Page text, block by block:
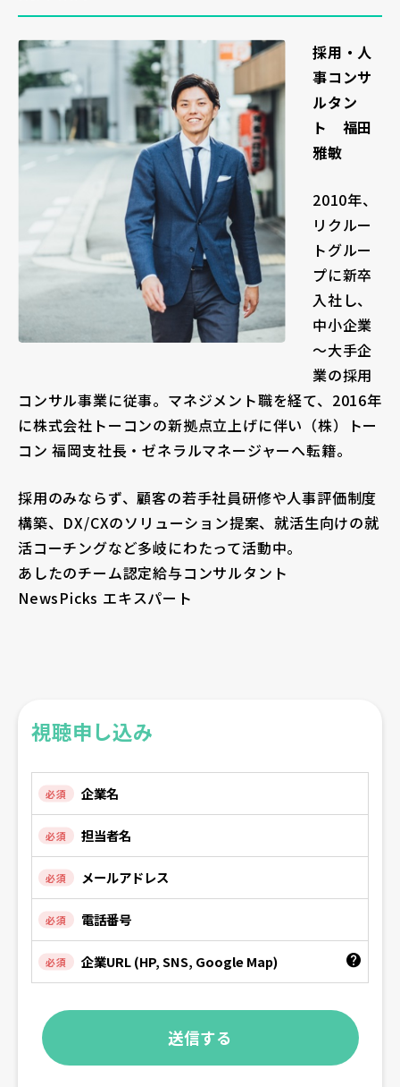
採用・人
事コンサ
ルタン
ト
福田
雅敏
2010年、
リクルー
トグルー
プに新卒
入社し、
中小企業
～大手企
業の採用
コンサル事業に従事。マネジメント職を経て、2016年
に株式会社トーコンの新拠点立上げに伴い（株）トー
コン 福岡支社長・ゼネラルマネージャーへ転籍。
採用のみならず、顧客の若手社員研修や人事評価制度
構築、DX/CXのソリューション提案、就活生向けの就
活コーチングなど多岐にわたって活動中。
あしたのチーム認定給与コンサルタント
NewsPicks エキスパート
視聴申し込み
必須
必須
必須
必須
必須
送信する